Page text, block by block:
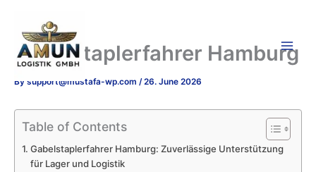
contentGabelstaplerfahrer Hamburg
By support@mustafa-wp.com /26. June 2026
Table of Contents
Gabelstaplerfahrer Hamburg: Zuverlässige Unterstützung
für Lager und Logistik